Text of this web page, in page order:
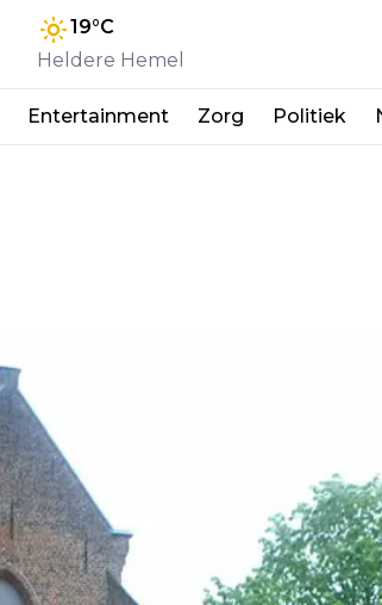
19°C
Heldere Hemel
Entertainment Zorg Politiek